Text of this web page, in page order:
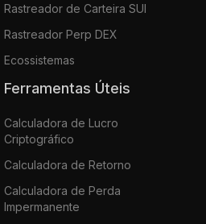
Rastreador de Carteira SUI
Rastreador Perp DEX
Ecossistemas
Ferramentas Úteis
Calculadora de Lucro
Criptográfico
Calculadora de Retorno
Calculadora de Perda
Impermanente